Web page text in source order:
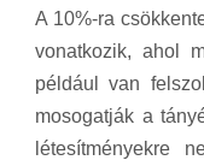
A 10%-ra
vonatkozik, ahol
például van
mosogatják a
létesítményekre